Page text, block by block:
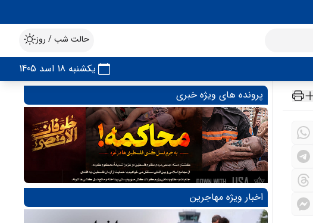
حالت شب / روز
یکشنبه 18 اسد 1405
پرونده های ویژه خبری
اخبار ویژه مهاجرین